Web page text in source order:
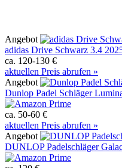
Angebot
adidas Drive Schwarz 3.4
ca. 120-130 €
aktuellen Preis abrufen »
Angebot
Dunlop Padel Schläger
ca. 50-60 €
aktuellen Preis abrufen »
Angebot
DUNLOP Padelschläger